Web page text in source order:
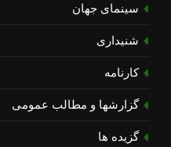
سینمای جهان
شنیداری
کارنامه
گزارشها و مطالب عمومی
گزیده ها